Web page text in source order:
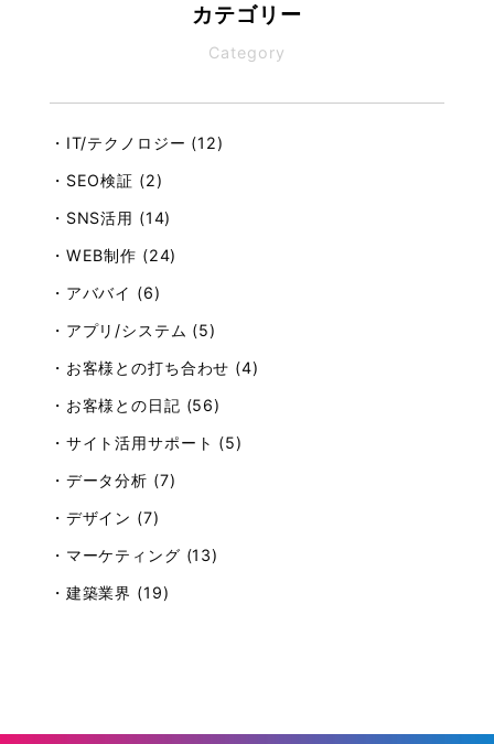
カテゴリー
Category
・IT/テクノロジー (12)
・SEO検証 (2)
・SNS活用 (14)
・WEB制作 (24)
・アババイ (6)
・アプリ/システム (5)
・お客様との打ち合わせ (4)
・お客様との日記 (56)
・サイト活用サポート (5)
・データ分析 (7)
・デザイン (7)
・マーケティング (13)
・建築業界 (19)